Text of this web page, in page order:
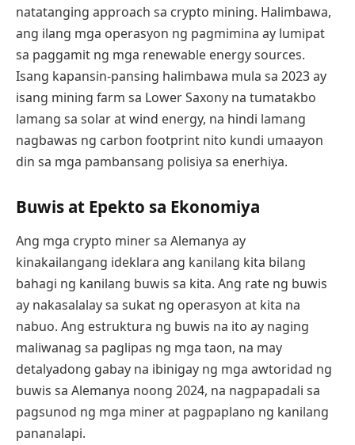
natatanging approach sa crypto mining. Halimbawa,
ang ilang mga operasyon ng pagmimina ay lumipat
sa paggamit ng mga renewable energy sources.
Isang kapansin-pansing halimbawa mula sa 2023 ay
isang mining farm sa Lower Saxony na tumatakbo
lamang sa solar at wind energy, na hindi lamang
nagbawas ng carbon footprint nito kundi umaayon
din sa mga pambansang polisiya sa enerhiya.
Buwis at Epekto sa Ekonomiya
Ang mga crypto miner sa Alemanya ay
kinakailangang ideklara ang kanilang kita bilang
bahagi ng kanilang buwis sa kita. Ang rate ng buwis
ay nakasalalay sa sukat ng operasyon at kita na
nabuo. Ang estruktura ng buwis na ito ay naging
maliwanag sa paglipas ng mga taon, na may
detalyadong gabay na ibinigay ng mga awtoridad ng
buwis sa Alemanya noong 2024, na nagpapadali sa
pagsunod ng mga miner at pagpaplano ng kanilang
pananalapi.